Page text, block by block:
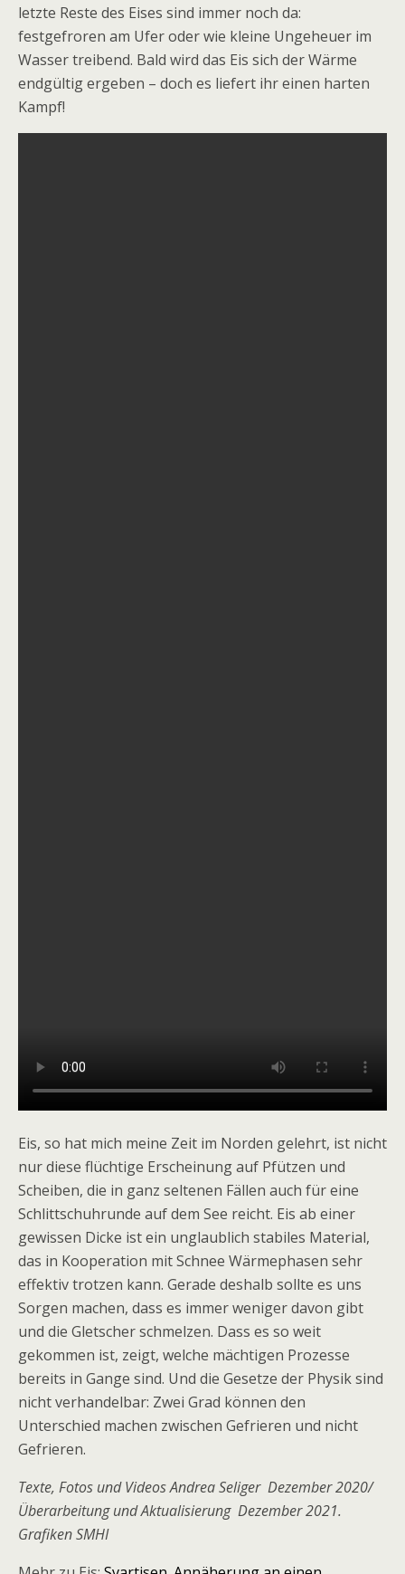
letzte Reste des Eises sind immer noch da:
festgefroren am Ufer oder wie kleine Ungeheuer im
Wasser treibend. Bald wird das Eis sich der Wärme
endgültig ergeben – doch es liefert ihr einen harten
Kampf!
Eis, so hat mich meine Zeit im Norden gelehrt, ist nicht
nur diese flüchtige Erscheinung auf Pfützen und
Scheiben, die in ganz seltenen Fällen auch für eine
Schlittschuhrunde auf dem See reicht. Eis ab einer
gewissen Dicke ist ein unglaublich stabiles Material,
das in Kooperation mit Schnee Wärmephasen sehr
effektiv trotzen kann. Gerade deshalb sollte es uns
Sorgen machen, dass es immer weniger davon gibt
und die Gletscher schmelzen. Dass es so weit
gekommen ist, zeigt, welche mächtigen Prozesse
bereits in Gange sind. Und die Gesetze der Physik sind
nicht verhandelbar: Zwei Grad können den
Unterschied machen zwischen Gefrieren und nicht
Gefrieren.
Texte, Fotos und Videos Andrea Seliger Dezember 2020/
Überarbeitung und Aktualisierung Dezember 2021.
Grafiken SMHI